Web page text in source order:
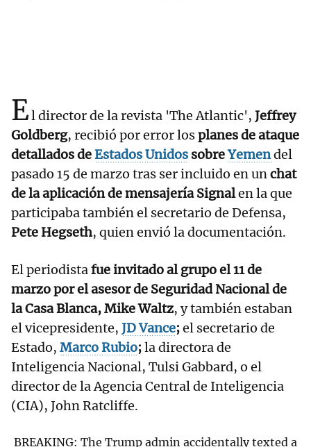
El director de la revista 'The Atlantic', Jeffrey
Goldberg, recibió por error losplanes de ataque
detallados deEstados Unidos sobreYemendel
pasado 15 de marzo tras ser incluido en unchat
de la aplicación de mensajería Signalen la que
participaba también el secretario de Defensa,
Pete Hegseth, quien envió la documentación.
El periodistafue invitado al grupo el 11 de
marzo por el asesor de Seguridad Nacional de
la Casa Blanca, Mike Waltz, y también estaban
el vicepresidente, JD Vance;el secretario de
Estado, Marco Rubio;la directora de
Inteligencia Nacional, Tulsi Gabbard, o el
director de la Agencia Central de Inteligencia
(CIA), John Ratcliffe.
BREAKING: The Trump admin accidentally texted a